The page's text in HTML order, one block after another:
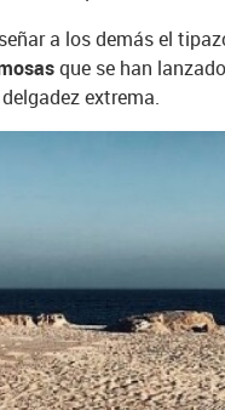
a los demás el
que se han
extrema.